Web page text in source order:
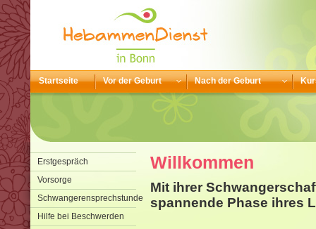
Startseite Vor der Geburt Nach der Geburt
Erstgespräch
Vorsorge
Schwangerensprechstunde
Hilfe bei Beschwerden
Willkommen
Mit ihrer
spannende Phase ihres